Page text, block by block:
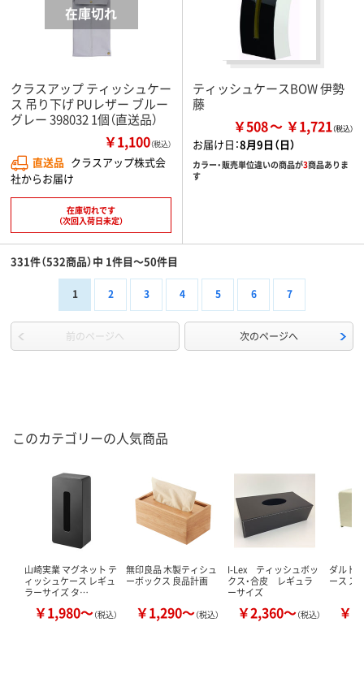
クラスアップ ティッシュケー
ス 吊り下げ PUレザー ブルー
グレー 398032 1個（直送品）
￥1,100（税込）
直送品 クラスアップ株式会
社からお届け
在庫切れです
（次回入荷日未定）
ティッシュケースBOW 伊勢
藤
￥508 ￥1,721
お届け日：8月9日（日）
カラー・販売単位違いの商品が3商品ありま
す
331件（532商品）中 1件目～50件目
1 2 3 4 5 6 7
前のページへ 次のページへ
このカテゴリーの人気商品
山崎実業 マグネット テ
ィッシュケース レギュ
ラーサイズ タ…
￥1,980～（税込）
無印良品 木製ティシュ
ーボックス 良品計画
￥1,290～（税込）
I-Lex ティッシュボッ
クス・合皮 レギュラ
ーサイズ
￥2,360～（税込）
ダルト
ース ス
￥